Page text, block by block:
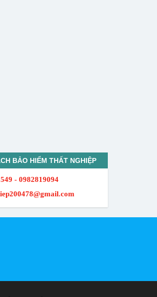
BẢO HIỂM THẤT NGHIỆP
- 0982819094